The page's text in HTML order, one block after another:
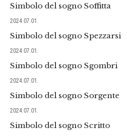
Simbolo del sogno Soffitta
2024.07.01.
Simbolo del sogno Spezzarsi
2024.07.01.
Simbolo del sogno Sgombri
2024.07.01.
Simbolo del sogno Sorgente
2024.07.01.
Simbolo del sogno Scritto